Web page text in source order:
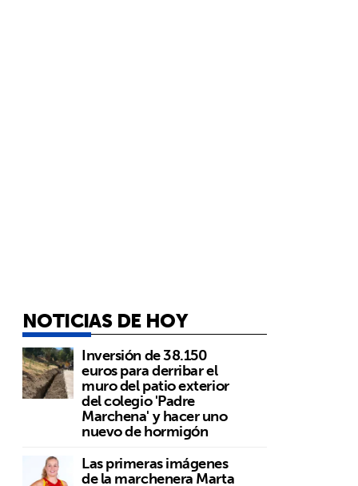
NOTICIAS DE HOY
Inversión de 38.150
euros para derribar el
muro del patio exterior
del colegio 'Padre
Marchena' y hacer uno
nuevo de hormigón
Las primeras imágenes
de la marchenera Marta